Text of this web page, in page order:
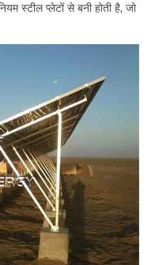
स्टील प्लेटों से बनी होती है, जो